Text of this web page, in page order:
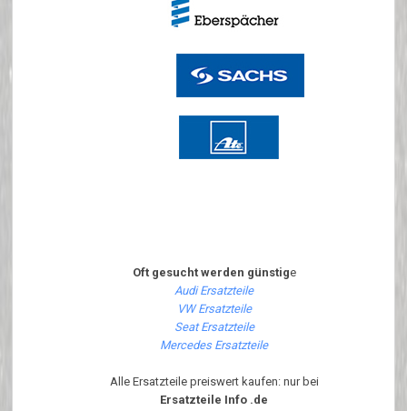
Oft gesucht werden günstige
Audi Ersatzteile
VW Ersatzteile
Seat Ersatzteile
Mercedes Ersatzteile
Alle Ersatzteile preiswert kaufen: nur bei
Ersatzteile Info .de